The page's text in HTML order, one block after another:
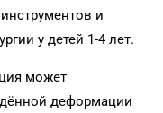
и
у детей 1-4 лет.
может
деформации